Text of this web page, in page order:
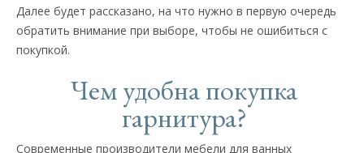
Далее будет рассказано, на что нужно в первую очередь
обратить внимание при выборе, чтобы не ошибиться с
покупкой.
Чем удобна покупка
гарнитура?
Современные производители мебели для ванных